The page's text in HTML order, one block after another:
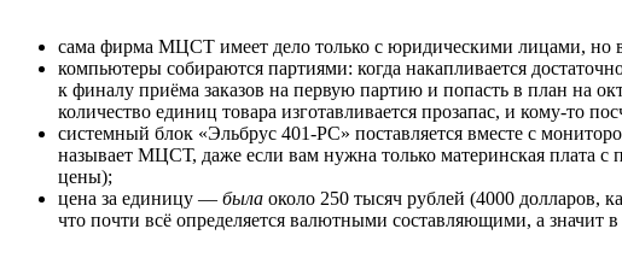
сама фирма МЦСТ имеет дело только с юридическими лицами, но
компьютеры собираются партиями: когда накапливается
к финалу приёма заказов на первую партию и попасть в план на
количество единиц товара изготавливается прозапас, и кому‑то
системный блок «Эльбрус 401‑PC» поставляется вместе с
называет МЦСТ, даже если вам нужна только материнская плата с
цены);
цена за единицу — была около 250 тысяч рублей (4000 долларов,
что почти всё определяется валютными составляющими, а значит